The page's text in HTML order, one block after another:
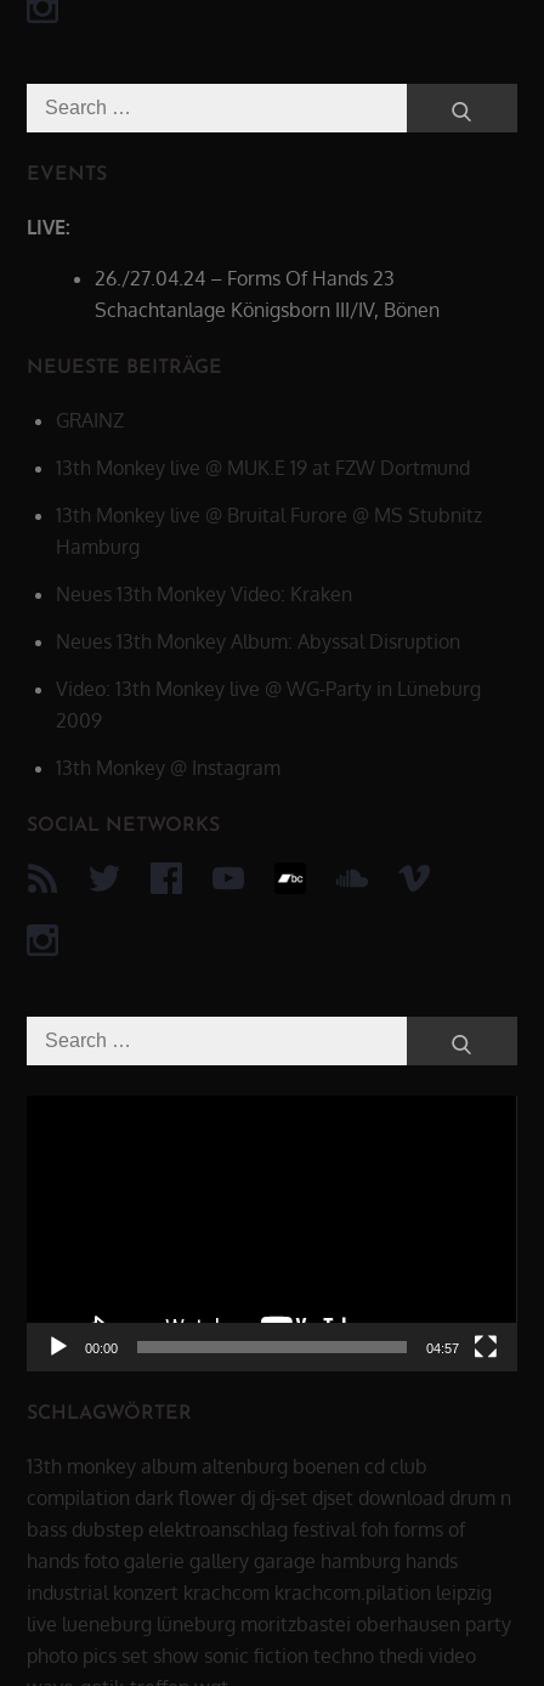
Search
for:
EVENTS
LIVE:
26./27.04.24 – Forms Of Hands 23
Schachtanlage Königsborn III/IV, Bönen
NEUESTE BEITRÄGE
GRAINZ
13th Monkey live @ MUK.E 19 at FZW Dortmund
13th Monkey live @ Bruital Furore @ MS Stubnitz
Hamburg
Neues 13th Monkey Video: Kraken
Neues 13th Monkey Album: Abyssal Disruption
Video: 13th Monkey live @ WG-Party in Lüneburg
2009
13th Monkey @ Instagram
SOCIAL NETWORKS
Search
for:
00:00 04:57
SCHLAGWÖRTER
13th monkey album altenburg boenen cd club
compilation dark flower dj dj-set djset download drum n
bass dubstep elektroanschlag festival foh forms of
hands foto galerie gallery garage hamburg hands
industrial konzert krachcom krachcom.pilation leipzig
live lueneburg lüneburg moritzbastei oberhausen party
photo pics set show sonic fiction techno thedi video